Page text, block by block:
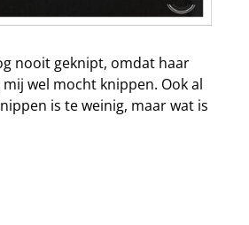
nooit geknipt, omdat haar
wel mocht knippen. Ook al
is te weinig, maar wat is